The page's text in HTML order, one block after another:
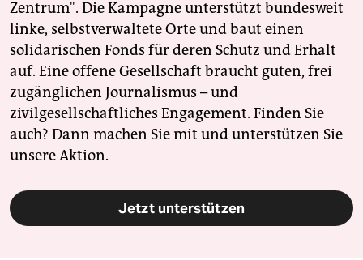
Zentrum". Die Kampagne unterstützt bundesweit
linke, selbstverwaltete Orte und baut einen
solidarischen Fonds für deren Schutz und Erhalt
auf. Eine offene Gesellschaft braucht guten, frei
zugänglichen Journalismus – und
zivilgesellschaftliches Engagement. Finden Sie
auch? Dann machen Sie mit und unterstützen Sie
unsere Aktion.
Jetzt unterstützen